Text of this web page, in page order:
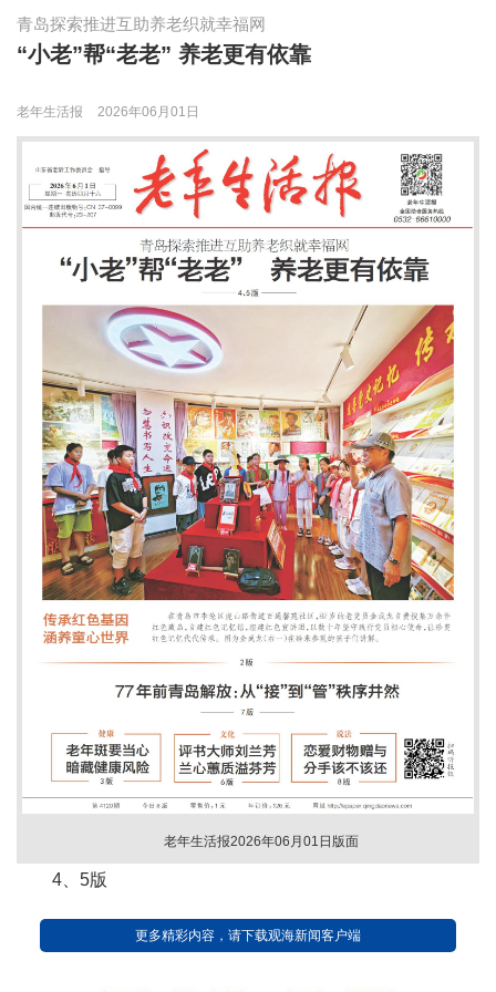
青岛探索推进互助养老织就幸福网
“小老”帮“老老” 养老更有依靠
老年生活报 2026年06月01日
老年生活报2026年06月01日版面
4、5版
更多精彩内容，请下载观海新闻客户端